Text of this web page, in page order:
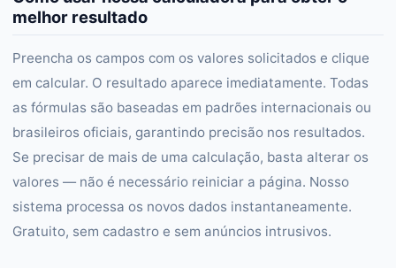
melhor resultado
Preencha os campos com os valores solicitados e clique
em calcular. O resultado aparece imediatamente. Todas
as fórmulas são baseadas em padrões internacionais ou
brasileiros oficiais, garantindo precisão nos resultados.
Se precisar de mais de uma calculação, basta alterar os
valores — não é necessário reiniciar a página. Nosso
sistema processa os novos dados instantaneamente.
Gratuito, sem cadastro e sem anúncios intrusivos.